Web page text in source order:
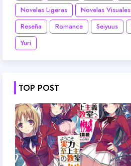
Novelas Ligeras
Novelas Visuales
Reseña
Romance Seiyuus
Yuri
TOP POST